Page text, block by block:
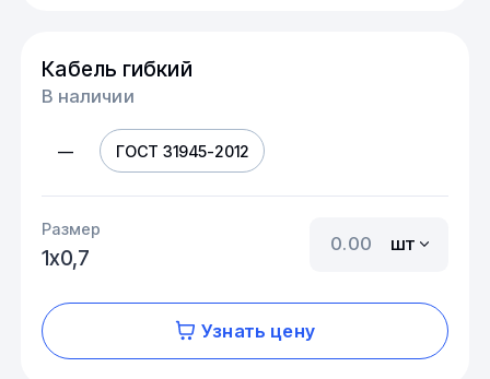
Кабель гибкий
В наличии
— ГОСТ 31945-2012
Размер
1х0,7
шт
Узнать цену